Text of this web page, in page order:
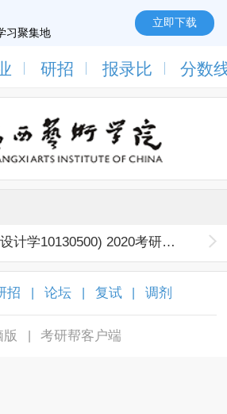
习聚集地
立即下载
研招 报录比 分数
广西艺术学院1887(设计学10130500) 2020考研广西艺术学院-设计学-视觉传达研究方向（初试第一名）专业经验贴
招 论坛 复试 调剂
版 考研帮客户端